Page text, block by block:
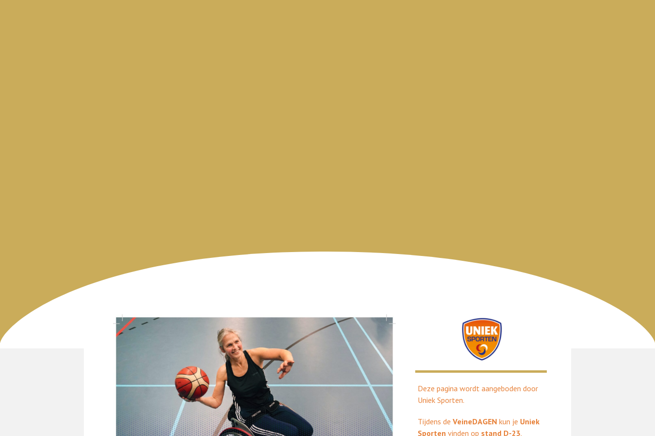
Deze pagina wordt aangeboden door
Uniek Sporten.
Tijdens de VeineDAGEN kun je Uniek
Sporten vinden op stand D-23.